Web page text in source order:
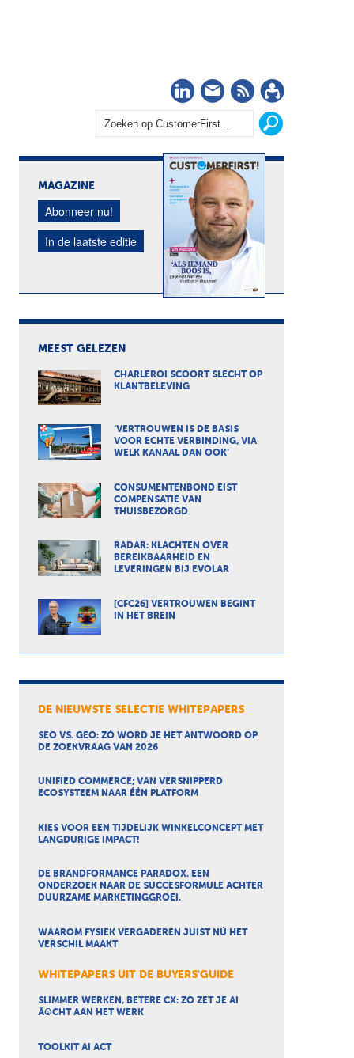
LinkedIn
Nieuwsbrief
RSS
MAGAZINE
Abonneer nu!
In de laatste editie
MEEST GELEZEN
CHARLEROI SCOORT SLECHT OP
KLANTBELEVING
‘VERTROUWEN IS DE BASIS
VOOR ECHTE VERBINDING, VIA
WELK KANAAL DAN OOK’
CONSUMENTENBOND EIST
COMPENSATIE VAN
THUISBEZORGD
RADAR: KLACHTEN OVER
BEREIKBAARHEID EN
LEVERINGEN BIJ EVOLAR
[CFC26] VERTROUWEN BEGINT
IN HET BREIN
DE NIEUWSTE SELECTIE WHITEPAPERS
SEO VS. GEO: ZÓ WORD JE HET ANTWOORD OP
DE ZOEKVRAAG VAN 2026
UNIFIED COMMERCE; VAN VERSNIPPERD
ECOSYSTEEM NAAR ÉÉN PLATFORM
KIES VOOR EEN TIJDELIJK WINKELCONCEPT MET
LANGDURIGE IMPACT!
DE BRANDFORMANCE PARADOX. EEN
ONDERZOEK NAAR DE SUCCESFORMULE ACHTER
DUURZAME MARKETINGGROEI.
WAAROM FYSIEK VERGADEREN JUIST NÚ HET
VERSCHIL MAAKT
WHITEPAPERS UIT DE BUYERS'GUIDE
SLIMMER WERKEN, BETERE CX: ZO ZET JE AI
Ã©CHT AAN HET WERK
TOOLKIT AI ACT